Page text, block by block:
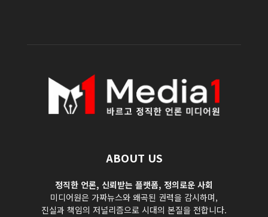
ABOUT US
정직한 언론, 신뢰받는 플랫폼, 정의로운 사회
미디어원은 가짜뉴스와 왜곡된 권력을 감시하며,
진실과 책임의 저널리즘으로 시대의 본질을 전합니다.